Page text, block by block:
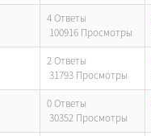
4 Ответы
100916 Просмотры
2 Ответы
31793 Просмотры
0 Ответы
30352 Просмотры